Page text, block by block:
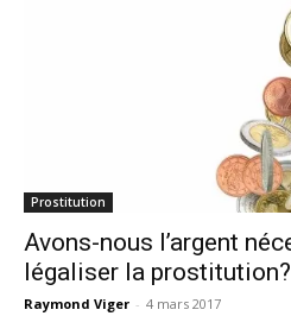
Prostitution
Avons-nous l’argent
légaliser la prostitution?
Raymond Viger - 4 mars 2017